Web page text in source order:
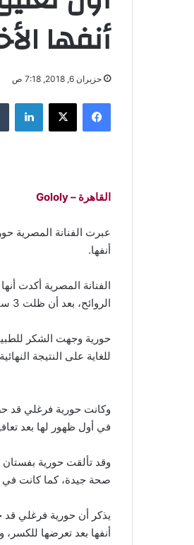
أنفها
حزيران 6, 2018, 7:18 ص
فيسبوك لينكدإن
القاهرة – Gololy
عبرت الفنانة المصرية
أنفها.
الفنانة المصرية أكدت
الروائح، بعد أن ظلت 3 سنوات تعاني من فقدان حاسة الشم.
حورية وجهت الشكر
للغاية على النتيجة
وكانت حورية فرغلي قد
في أول ظهور لها بعد
وقد تألقت حورية
صحة جيدة، كما كانت في
يذكر أن حورية فرغلي
أنفها بعد تعرضها